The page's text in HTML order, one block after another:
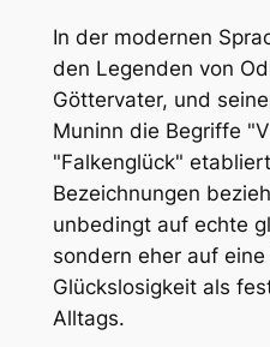
In der modernen
den Legenden von
Göttervater, und
Muninn die Begriffe
"Falkenglück"
Bezeichnungen
unbedingt auf echte
sondern eher auf
Glückslosigkeit als
Alltags.